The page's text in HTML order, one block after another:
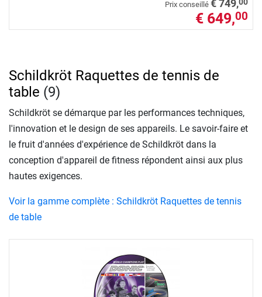
Prix conseillé € 749,
€ 649,00
Schildkröt Raquettes de tennis de
table (9)
Schildkröt se démarque par les performances techniques,
l'innovation et le design de ses appareils. Le savoir-faire et
le fruit d'années d'expérience de Schildkröt dans la
conception d'appareil de fitness répondent ainsi aux plus
hautes exigences.
Voir la gamme complète : Schildkröt Raquettes de tennis
de table